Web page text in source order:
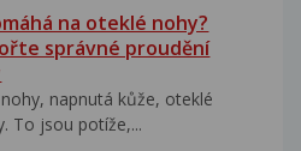
na oteklé nohy?
správné proudění
napnutá kůže, oteklé
To jsou potíže,...